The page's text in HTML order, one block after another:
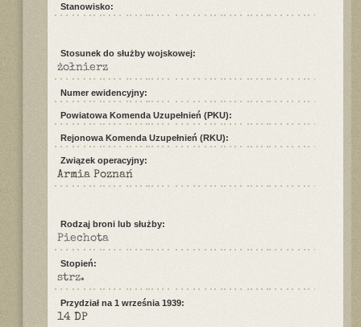
Stanowisko:
Stosunek do służby wojskowej:
żołnierz
Numer ewidencyjny:
Powiatowa Komenda Uzupełnień (PKU):
Rejonowa Komenda Uzupełnień (RKU):
Związek operacyjny:
Armia Poznań
Rodzaj broni lub służby:
Piechota
Stopień:
strz.
Przydział na 1 września 1939:
14 DP